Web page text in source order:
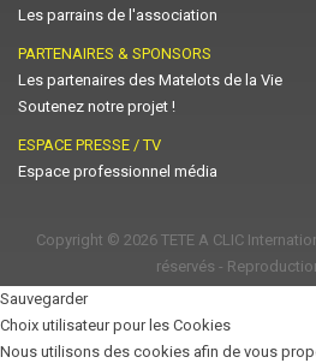
Les parrains de l'association
PARTENAIRES & SPONSORS
Les partenaires des Matelots de la Vie
Soutenez notre projet !
ESPACE PRESSE / TV
Espace professionnel média
Copyright © 2026 TETE A CLIC
réservés -
Sauvegarder
Choix utilisateur pour les Cookies
Nous utilisons des cookies afin de vous